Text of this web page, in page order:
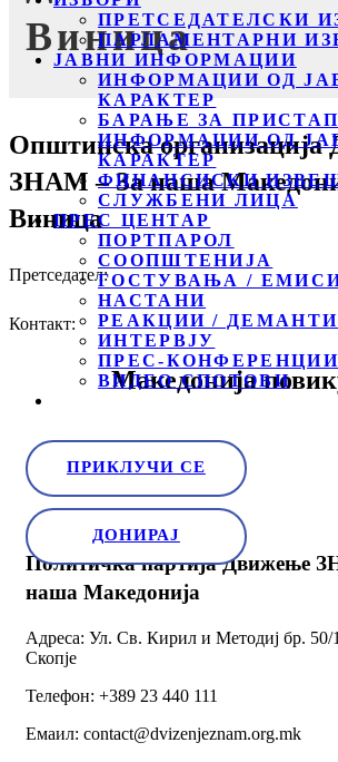
ПРЕТСЕДАТЕЛСКИ
ПАРЛАМЕНТАРНИ
ЈАВНИ ИНФОРМАЦИИ
ИНФОРМАЦИИ ОД
КАРАКТЕР
БАРАЊЕ ЗА
ИНФОРМАЦИИ ОД
КАРАКТЕР
ФИНАНСИСКИ
СЛУЖБЕНИ ЛИЦА
ПРЕС ЦЕНТАР
ПОРТПАРОЛ
СООПШТЕНИЈА
ГОСТУВАЊА /
НАСТАНИ
РЕАКЦИИ / ДЕМАНТИ
ИНТЕРВЈУ
ПРЕС-КОНФЕРЕНЦИИ
ВИДЕО СПОТОВИ
ПРИКЛУЧИ СЕ
ДОНИРАЈ
Виница
Општинска организација
ЗНАМ – За наша
Виница
Претседател:
Контакт:
Македонија
Политичка партија Движење
наша Македонија
Адреса: Ул. Св. Кирил и Методиј бр. 50/
Скопје
Телефон: +389 23 440 111
Емаил: contact@dvizenjeznam.org.mk